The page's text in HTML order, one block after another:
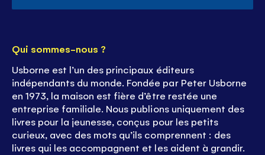
Qui sommes-nous ?
Usborne est l’un des principaux éditeurs
indépendants du monde. Fondée par Peter Usborne
en 1973, la maison est fière d’être restée une
entreprise familiale. Nous publions uniquement des
livres pour la jeunesse, conçus pour les petits
curieux, avec des mots qu’ils comprennent : des
livres qui les accompagnent et les aident à grandir.